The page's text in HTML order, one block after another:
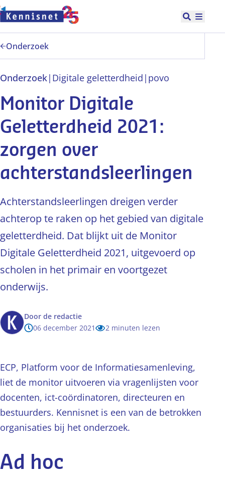
Doorgaan naar hoofdinhoud
Open
Onderzoek
Onderzoek| Digitale geletterdheid | povo
Monitor Digitale
Geletterdheid 2021:
zorgen over
achterstandsleerlingen
Achterstandsleerlingen dreigen verder
achterop te raken op het gebied van digitale
geletterdheid. Dat blijkt uit de Monitor
Digitale Geletterdheid 2021, uitgevoerd op
scholen in het primair en voortgezet
onderwijs.
Door de redactie
06 december 2021
2 minuten lezen
ECP, Platform voor de Informatiesamenleving,
liet de monitor uitvoeren via vragenlijsten voor
docenten, ict-coördinatoren, directeuren en
bestuurders. Kennisnet is een van de betrokken
organisaties bij het onderzoek.
Ad hoc